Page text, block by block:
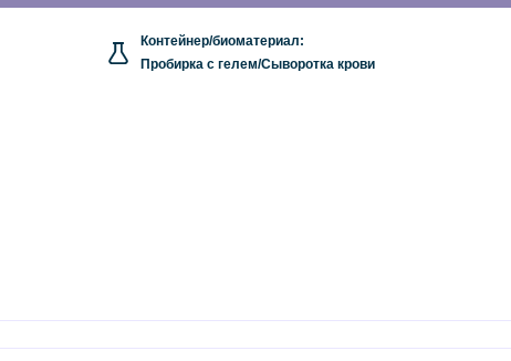
Контейнер/биоматериал:
Пробирка с гелем/Сыворотка крови